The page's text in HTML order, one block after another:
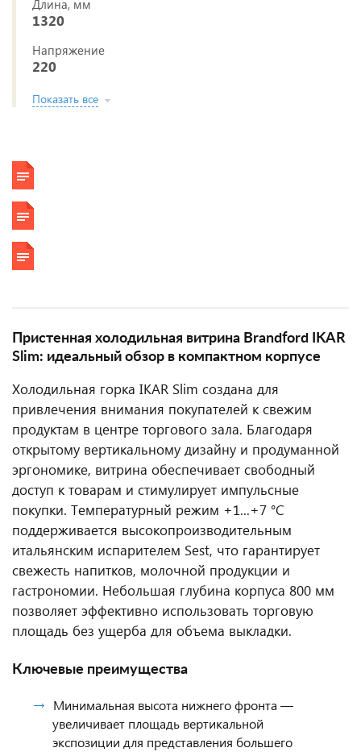
Длина, мм
1320
Напряжение
220
Показать все
Пристенная холодильная витрина Brandford IKAR
Slim: идеальный обзор в компактном корпусе
Холодильная горка IKAR Slim создана для
привлечения внимания покупателей к свежим
продуктам в центре торгового зала. Благодаря
открытому вертикальному дизайну и продуманной
эргономике, витрина обеспечивает свободный
доступ к товарам и стимулирует импульсные
покупки. Температурный режим +1...+7 °C
поддерживается высокопроизводительным
итальянским испарителем Sest, что гарантирует
свежесть напитков, молочной продукции и
гастрономии. Небольшая глубина корпуса 800 мм
позволяет эффективно использовать торговую
площадь без ущерба для объема выкладки.
Ключевые преимущества
Минимальная высота нижнего фронта —
увеличивает площадь вертикальной
экспозиции для представления большего